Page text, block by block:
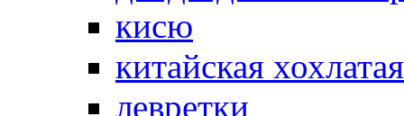
кисю
китайская
левретки